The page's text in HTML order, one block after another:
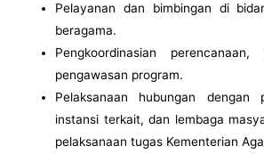
Pelayanan dan bimbingan di
beragama.
Pengkoordinasian perencanaan,
pengawasan program.
Pelaksanaan hubungan dengan
instansi terkait, dan lembaga
pelaksanaan tugas Kementerian